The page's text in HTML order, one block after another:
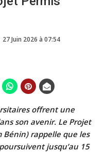
27 Juin 2026 à 07:54
offrent une
son avenir. Le Projet
Bénin) rappelle que les
jusqu’au 15